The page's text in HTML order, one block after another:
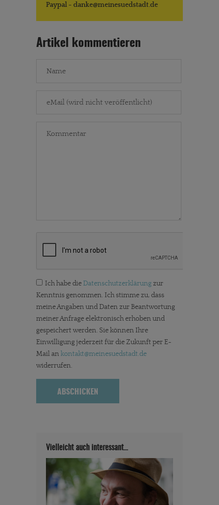
Paypal - danke@meinesuedstadt.de
Artikel kommentieren
Ich habe dieDatenschutzerklärungzur
Kenntnis genommen. Ich stimme zu, dass
meine Angaben und Daten zur Beantwortung
meiner Anfrage elektronisch erhoben und
gespeichert werden. Sie können Ihre
Einwilligung jederzeit für die Zukunft per E-
Mail ankontakt@meinesuedstadt.de
widerrufen.
Vielleicht auch interessant…